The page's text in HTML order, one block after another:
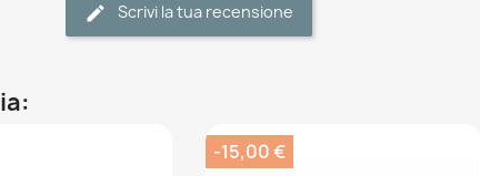
Scrivi la tua recensione
-15,00 €